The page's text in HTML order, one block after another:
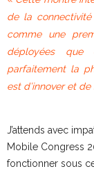
de la connectivité
comme une
déployées que
parfaitement la
est d’innover et
J’attends avec
Mobile Congress
fonctionner sous